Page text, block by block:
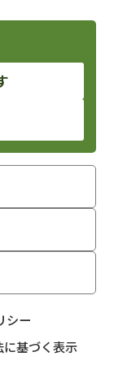
シー
基づく表示